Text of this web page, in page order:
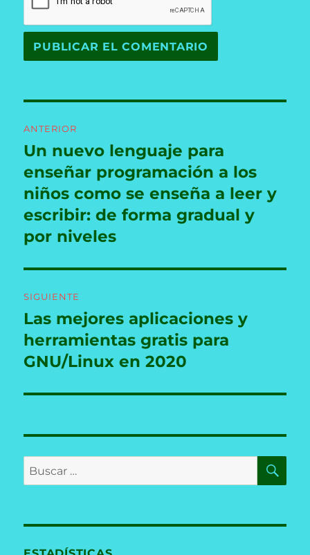
de
entradas
ANTERIOR
Entrada
anterior:
Un nuevo lenguaje para
enseñar programación a los
niños como se enseña a leer y
escribir: de forma gradual y
por niveles
SIGUIENTE
Entrada
siguiente:
Las mejores aplicaciones y
herramientas gratis para
GNU/Linux en 2020
Buscar
por: